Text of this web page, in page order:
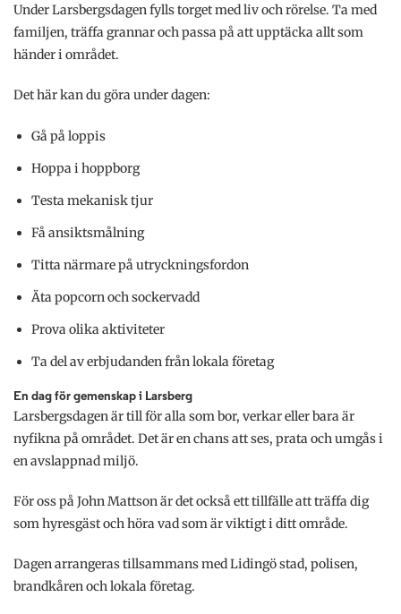
Under Larsbergsdagen fylls torget med liv och rörelse. Ta med
familjen, träffa grannar och passa på att upptäcka allt som
händer i området.
Det här kan du göra under dagen:
Gå på loppis
Hoppa i hoppborg
Testa mekanisk tjur
Få ansiktsmålning
Titta närmare på utryckningsfordon
Äta popcorn och sockervadd
Prova olika aktiviteter
Ta del av erbjudanden från lokala företag
En dag för gemenskap i Larsberg
Larsbergsdagen är till för alla som bor, verkar eller bara är
nyfikna på området. Det är en chans att ses, prata och umgås i
en avslappnad miljö.
För oss på John Mattson är det också ett tillfälle att träffa dig
som hyresgäst och höra vad som är viktigt i ditt område.
Dagen arrangeras tillsammans med Lidingö stad, polisen,
brandkåren och lokala företag.